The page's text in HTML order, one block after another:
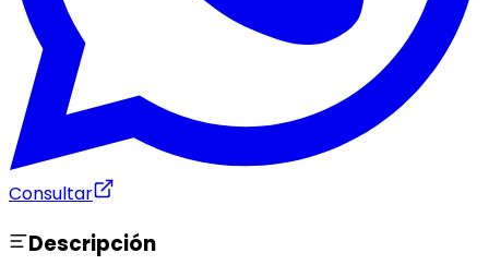
Consultar
Descripción